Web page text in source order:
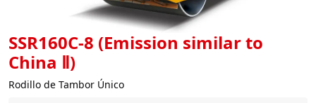
SSR160C-8 (Emission similar to
China Ⅱ)
Rodillo de Tambor Único